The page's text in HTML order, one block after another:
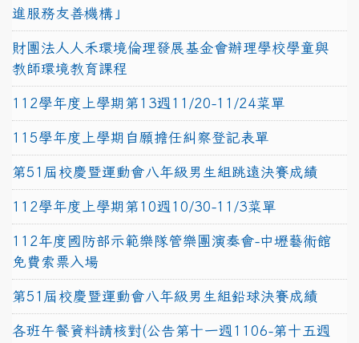
進服務友善機構」
財團法人人禾環境倫理發展基金會辦理學校學童與
教師環境教育課程
112學年度上學期第13週11/20-11/24菜單
115學年度上學期自願擔任糾察登記表單
第51屆校慶暨運動會八年級男生組跳遠決賽成績
112學年度上學期第10週10/30-11/3菜單
112年度國防部示範樂隊管樂團演奏會-中壢藝術館
免費索票入場
第51屆校慶暨運動會八年級男生組鉛球決賽成績
各班午餐資料請核對(公告第十一週1106-第十五週